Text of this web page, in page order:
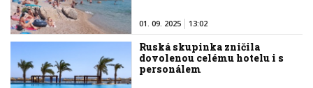
01. 09. 2025 13:02
Ruská skupinka zničila
dovolenou celému hotelu i s
personálem